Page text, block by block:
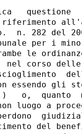
questione
n. 282 del
per i
le
corso
essendo gli
quanto
luogo a
del